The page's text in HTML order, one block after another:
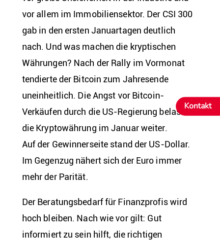
vor allem im Immobiliensektor. Der CSI 300
gab in den ersten Januartagen deutlich
nach. Und was machen die kryptischen
Währungen? Nach der Rally im Vormonat
tendierte der Bitcoin zum Jahresende
uneinheitlich. Die Angst vor Bitcoin-
Verkäufen durch die US-Regierung belastete
die Kryptowährung im Januar weiter.
Auf der Gewinnerseite stand der US-Dollar.
Im Gegenzug nähert sich der Euro immer
mehr der Parität.
Der Beratungsbedarf für Finanzprofis wird
hoch bleiben. Nach wie vor gilt: Gut
informiert zu sein hilft, die richtigen
Kontakt